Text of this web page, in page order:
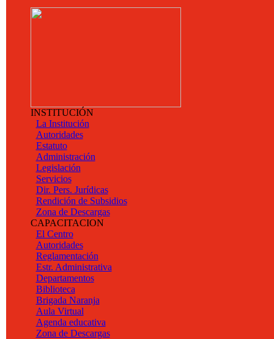
INSTITUCIÓN
La Institución
Autoridades
Estatuto
Administración
Legislación
Servicios
Dir. Pers. Jurídicas
Rendición de Subsidios
Zona de Descargas
CAPACITACION
El Centro
Autoridades
Reglamentación
Estr. Administrativa
Departamentos
Biblioteca
Brigada Naranja
Aula Virtual
Agenda educativa
Zona de Descargas